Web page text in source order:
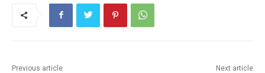
Previous article Next article